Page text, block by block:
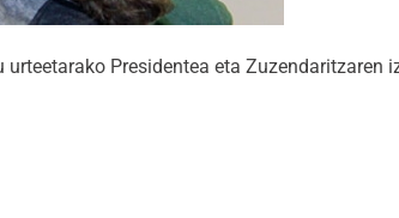
Presidentea eta Zuzendaritzaren